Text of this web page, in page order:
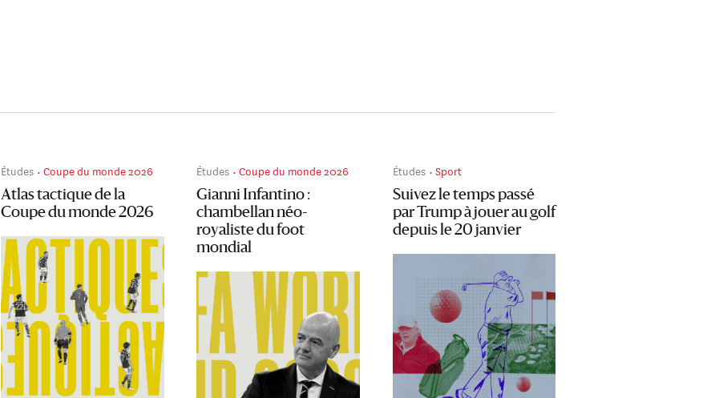
Études Coupe du monde 2026
Atlas tactique de la
Coupe du monde 2026
Études Coupe du monde 2026
Gianni Infantino :
chambellan néo-
royaliste du foot
mondial
Études Sport
Suivez le temps passé
par Trump à jouer au golf
depuis le 20 janvier